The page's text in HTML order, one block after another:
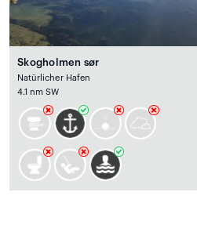
Skogholmen sør
Natürlicher Hafen
4.1 nm SW